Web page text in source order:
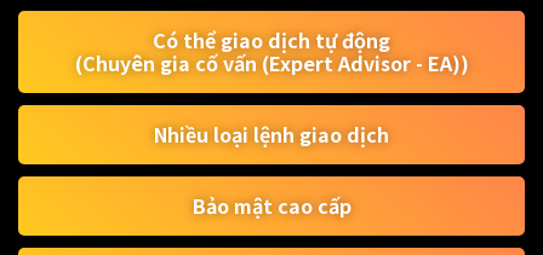
Có thể giao dịch tự động
(Chuyên gia cố vấn (Expert Advisor - EA))
Nhiều loại lệnh giao dịch
Bảo mật cao cấp